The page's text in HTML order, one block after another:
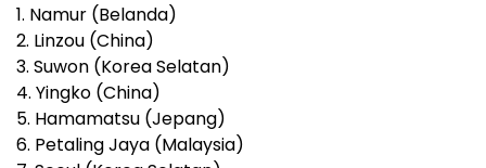
1. Namur (Belanda)
2. Linzou (China)
3. Suwon (Korea Selatan)
4. Yingko (China)
5. Hamamatsu (Jepang)
6. Petaling Jaya (Malaysia)